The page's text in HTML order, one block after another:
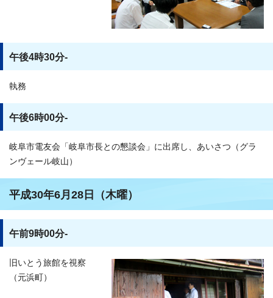
午後4時30分-
執務
午後6時00分-
岐阜市電友会「岐阜市長との懇談会」に出席し、あいさつ（グラ
ンヴェール岐山）
平成30年6月28日（木曜）
午前9時00分-
旧いとう旅館を視察
（元浜町）